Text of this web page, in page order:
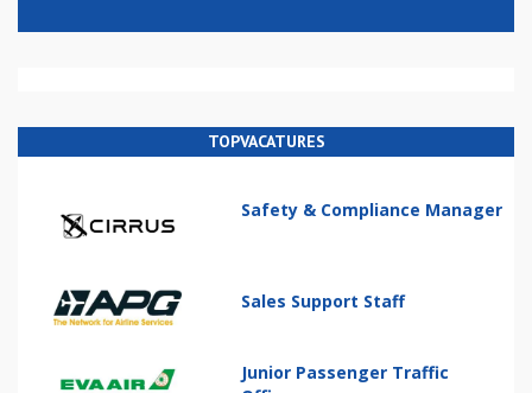
TOPVACATURES
Safety & Compliance Manager
Sales Support Staff
Junior Passenger Traffic